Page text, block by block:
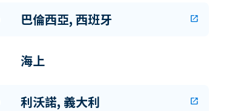
巴倫西亞, 西班牙 open_in_new
海上
利沃諾, 義大利 open_in_new